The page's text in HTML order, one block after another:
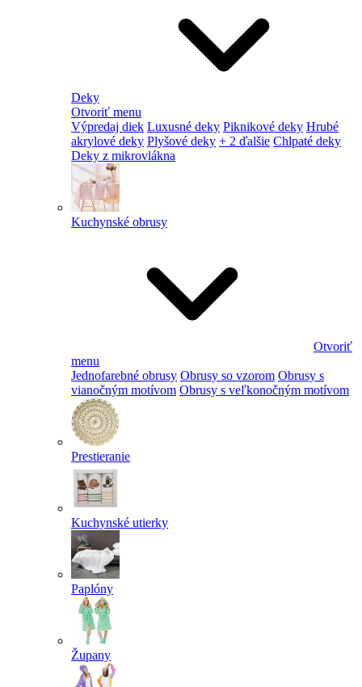
Deky
Otvoriť menu
Výpredaj diek Luxusné deky Piknikové deky Hrubé
akrylové deky Plyšové deky + 2 ďalšie Chlpaté deky
Deky z mikrovlákna
Kuchynské obrusy
Otvoriť
menu
Jednofarebné obrusy Obrusy so vzorom Obrusy s
vianočným motívom Obrusy s veľkonočným motívom
Prestieranie
Kuchynské utierky
Paplóny
Župany